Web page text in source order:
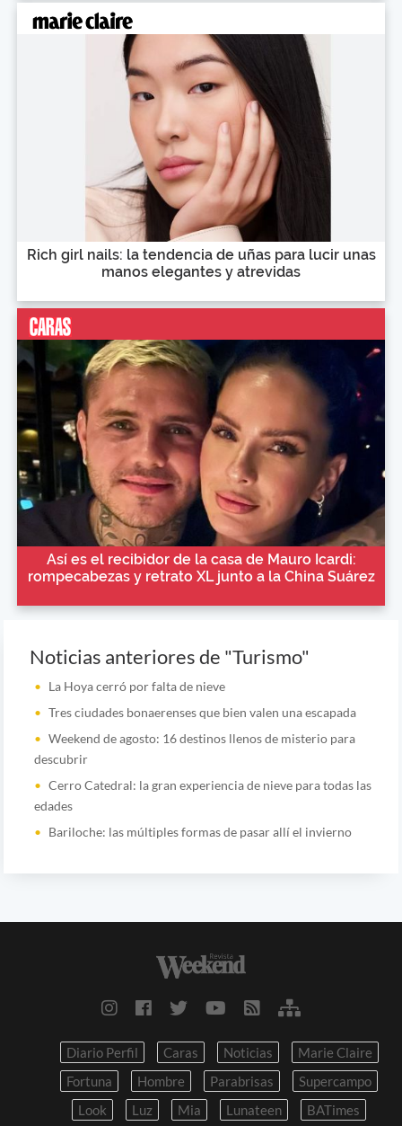
Rich girl nails: la tendencia de uñas para lucir unas
manos elegantes y atrevidas
Así es el recibidor de la casa de Mauro Icardi:
rompecabezas y retrato XL junto a la China Suárez
Noticias anteriores de "Turismo"
La Hoya cerró por falta de nieve
Tres ciudades bonaerenses que bien valen una escapada
Weekend de agosto: 16 destinos llenos de misterio para
descubrir
Cerro Catedral: la gran experiencia de nieve para todas las
edades
Bariloche: las múltiples formas de pasar allí el invierno
Diario Perfil Caras Noticias
Marie Claire
Fortuna
Hombre Parabrisas
Supercampo
Look
Luz Mia Lunateen BATimes